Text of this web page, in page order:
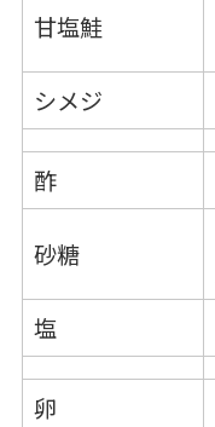
甘塩鮭
シメジ
酢
砂糖
塩
卵